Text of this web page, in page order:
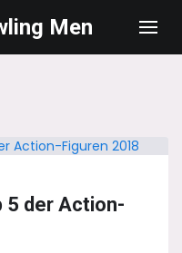
Men
5 der Action-